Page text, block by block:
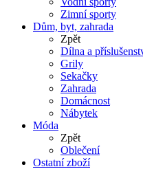
Zimní sporty
Dům, byt, zahrada
Zpět
Dílna a
Grily
Sekačky
Zahrada
Domácnost
Nábytek
Móda
Zpět
Oblečení
Ostatní zboží